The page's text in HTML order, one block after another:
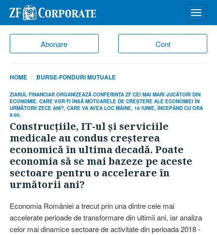
Abonare Cont
meniu
HOME BURSE-FONDURI MUTUALE
ZIARUL FINANCIAR ORGANIZEAZĂ CONFERINŢA ZF CEI MAI MARI JUCĂTORI DIN
ECONOMIE. CARE VOR FI ÎNSĂ MOTOARELE DE CREŞTERE ALE ECONOMIEI ÎN
URMĂTORII ZECE ANI?, CARE VA AVEA LOC MÂINE, 16 IUNIE, ÎNCEPÂND CU ORA
9:00.
Construcţiile, IT-ul şi serviciile
medicale au condus creşterea
economică în ultima decadă. Poate
economia să se mai bazeze pe aceste
sectoare pentru o accelerare în
următorii ani?
Economia României a trecut prin una dintre cele mai
accelerate perioade de transformare din ultimii ani, iar analiza
celor mai dinamice sectoare de activitate din perioada 2018 -